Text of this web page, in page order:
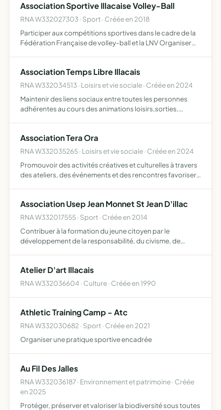
Association Sportive Illacaise Volley-Ball
RNA W332027303 · Sport · Créée en 2018
Participer aux compétitions sportives dans le cadre de la
Fédération Française de volley-ball et la LNV Organiser
ball Org…
Association Temps Libre Illacais
RNA W332034513 · Loisirs et vie sociale · Créée en 2024
Maintenir des liens sociaux entre toutes les personnes
adhérentes au cours des animations loisirs,sorties,
Association Tera Ora
RNA W332035265 · Loisirs et vie sociale · Créée en 2024
Promouvoir des activités créatives et culturelles à travers
des ateliers, des événements et des rencontres favoriser
Association Usep Jean Monnet St Jean D'illac
RNA W332017555 · Sport · Créée en 2014
Contribuer à la formation du jeune citoyen par le
développement de la responsabilité, du civisme, de
situant dans un …
Atelier D'art Illacais
RNA W332036604 · Culture · Créée en 1990
Athletic Training Camp - Atc
RNA W332030682 · Sport · Créée en 2021
Organiser une pratique sportive encadrée
Au Fil Des Jalles
RNA W332036187 · Environnement et patrimoine · Créée
en 2025
Protéger, préserver et valoriser la biodiversité sous toutes